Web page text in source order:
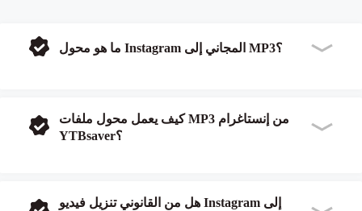
ما هو محول Instagram المجاني إلى MP3؟
كيف يعمل محول ملفات MP3 من إنستاغرام
YTBsaver؟
هل من القانوني تنزيل فيديو Instagram إلى